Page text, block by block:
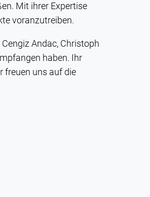
Mit ihrer Expertise
voranzutreiben.
Andac, Christoph
haben. Ihr
freuen uns auf die